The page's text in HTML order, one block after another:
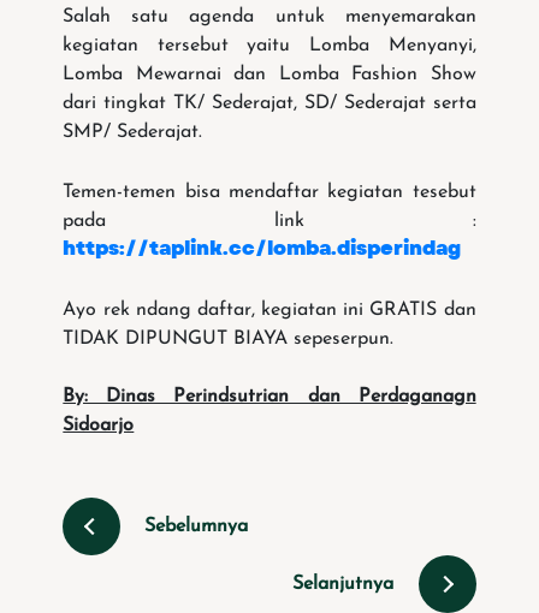
Salah satu agenda untuk menyemarakan
kegiatan tersebut yaitu Lomba Menyanyi,
Lomba Mewarnai dan Lomba Fashion Show
dari tingkat TK/ Sederajat, SD/ Sederajat serta
SMP/ Sederajat.
Temen-temen bisa mendaftar kegiatan tesebut
pada link :
https://taplink.cc/lomba.disperindag
Ayo rek ndang daftar, kegiatan ini GRATIS dan
TIDAK DIPUNGUT BIAYA sepeserpun.
By: Dinas Perindsutrian dan Perdaganagn
Sidoarjo
Sebelumnya
Selanjutnya